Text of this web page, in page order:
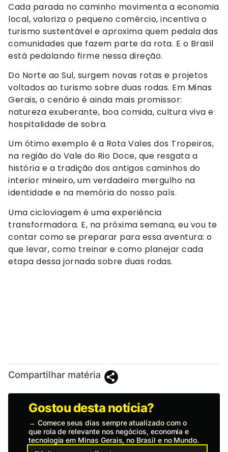
Cada parada no caminho movimenta a economia
local, valoriza o pequeno comércio, incentiva o
turismo sustentável e aproxima quem pedala das
comunidades que fazem parte da rota. E o Brasil
está pedalando firme nessa direção.
Do Norte ao Sul, surgem novas rotas e projetos
voltados ao turismo sobre duas rodas. Em Minas
Gerais, o cenário é ainda mais promissor:
natureza exuberante, boa comida, cultura viva e
hospitalidade de sobra.
Um ótimo exemplo é a Rota Vales dos Tropeiros,
na região do Vale do Rio Doce, que resgata a
história e a tradição dos antigos caminhos do
interior mineiro, um verdadeiro mergulho na
identidade e na memória do nosso país.
Uma cicloviagem é uma experiência
transformadora. E, na próxima semana, eu vou te
contar como se preparar para essa aventura: o
que levar, como treinar e como planejar cada
etapa dessa jornada sobre duas rodas.
Compartilhar matéria
Gostou desta notícia?
→ Comece seus dias sempre atualizado com o
que rola de relevante nos negócios, economia e
tecnologia em Minas Gerais, no Brasil e no Mundo.